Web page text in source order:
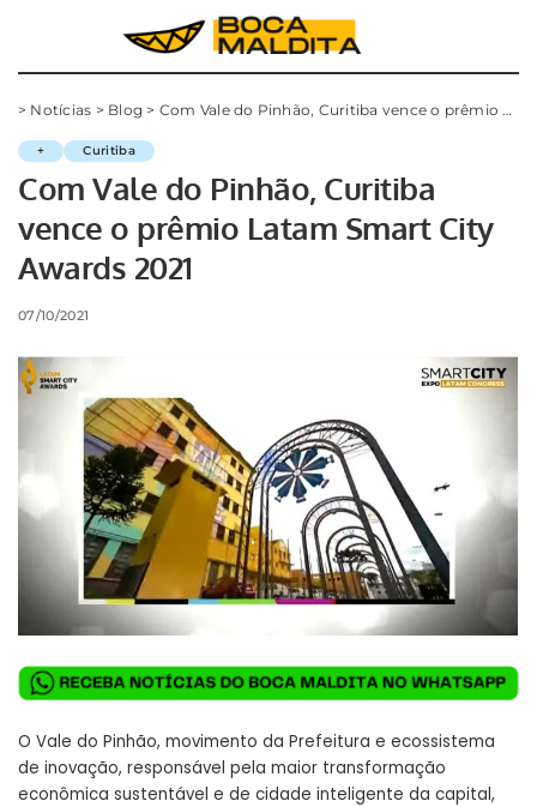
> Notícias > Blog > Com Vale do Pinhão, Curitiba vence o prêmio Latam Smart City Awards 2021
+ Curitiba
Com Vale do Pinhão, Curitiba
vence o prêmio Latam Smart City
Awards 2021
07/10/2021
O Vale do Pinhão, movimento da Prefeitura e ecossistema
de inovação, responsável pela maior transformação
econômica sustentável e de cidade inteligente da capital,